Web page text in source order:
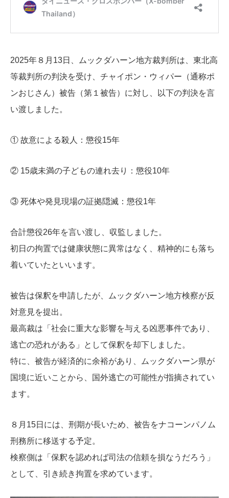
2025年８月13日、ムックダハーン地方裁判所は、東北高
等裁判所の判決を受け、チャイポン・ウィパー（通称ポ
ンおじさん）被告（第１被告）に対し、以下の判決を言
い渡しました。
① 故意による殺人：懲役15年
② 15歳未満の子どもの連れ去り：懲役10年
③ 死体や発見現場の証拠隠滅：懲役1年
合計懲役26年を言い渡し、収監しました。
初日の拘置では健康状態に異常はなく、精神的にも落ち
着いていたといいます。
被告は保釈を申請したが、ムックダハーン地方検察が反
対意見を提出。
最高裁は「社会に重大な影響を与える凶悪事件であり、
逃亡の恐れがある」として保釈を却下しました。
特に、被告が経済的に余裕があり、ムックダハーン県が
国境に近いことから、国外逃亡の可能性が指摘されてい
ます。
８月15日には、刑期が長いため、被告をナコーンパノム
刑務所に移送する予定。
検察側は「保釈を認めれば司法の信頼を損なうだろう」
として、引き続き拘置を求めています。